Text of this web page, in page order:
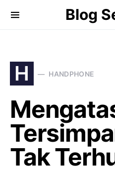
Blog
H HANDPHONE
Tak